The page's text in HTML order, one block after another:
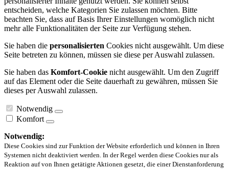
entscheiden, welche Kategorien Sie zulassen möchten. Bitte
beachten Sie, dass auf Basis Ihrer Einstellungen womöglich nicht
mehr alle Funktionalitäten der Seite zur Verfügung stehen.
Sie haben die personalisierten Cookies nicht ausgewählt. Um diese
Seite betreten zu können, müssen sie diese per Auswahl zulassen.
Sie haben das Komfort-Cookie nicht ausgewählt. Um den Zugriff
auf das Element oder die Seite dauerhaft zu gewähren, müssen Sie
dieses per Auswahl zulassen.
Notwendig
Komfort
Notwendig:
Diese Cookies sind zur Funktion der Website erforderlich und können in Ihren
Systemen nicht deaktiviert werden. In der Regel werden diese Cookies nur als
Reaktion auf von Ihnen getätigte Aktionen gesetzt, die einer Dienstanforderung